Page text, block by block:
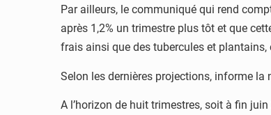
Par ailleurs, le communiqué qui rend
après 1,2% un trimestre plus tôt et que
frais ainsi que des tubercules et
Selon les dernières projections, informe la
A l’horizon de huit trimestres, soit à fin